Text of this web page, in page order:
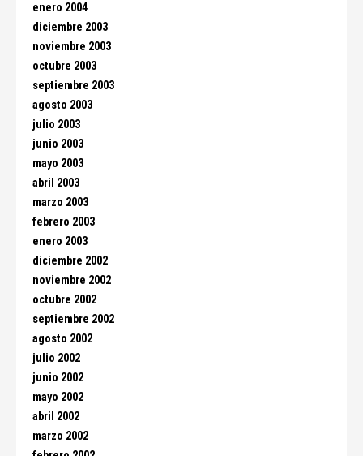
enero 2004
diciembre 2003
noviembre 2003
octubre 2003
septiembre 2003
agosto 2003
julio 2003
junio 2003
mayo 2003
abril 2003
marzo 2003
febrero 2003
enero 2003
diciembre 2002
noviembre 2002
octubre 2002
septiembre 2002
agosto 2002
julio 2002
junio 2002
mayo 2002
abril 2002
marzo 2002